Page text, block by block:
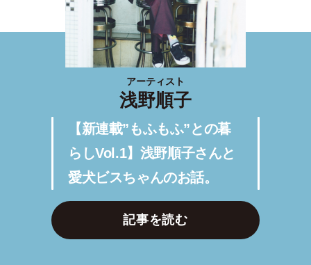
アーティスト
浅野順子
【新連載”もふもふ”との暮
らしVol.1】浅野順子さんと
愛犬ビスちゃんのお話。
記事を読む